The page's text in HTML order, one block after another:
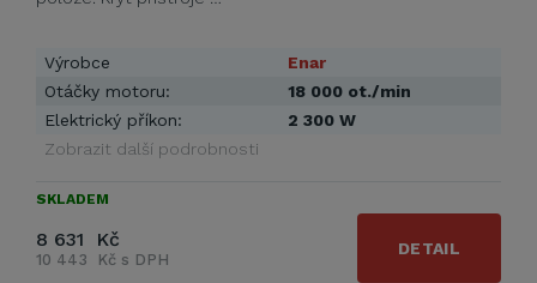
Výrobce
Enar
Otáčky motoru:
18 000 ot./min
Elektrický příkon:
2 300 W
Zobrazit další podrobnosti
SKLADEM
8 631 Kč
10 443 Kč s DPH
DETAIL